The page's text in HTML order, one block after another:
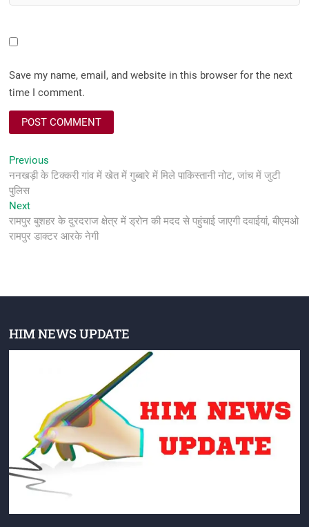
Save my name, email, and website in this browser for the next
time I comment.
Post
navigation
Previous
post:
ननखड़ी के टिक्करी गांव में खेत में गुब्बारे में मिले पाकिस्तानी नोट, जांच में जुटी
पुलिस
NextNext
post:
रामपुर बुशहर के दुरदराज क्षेत्र में ड्रोन की मदद से पहुंचाई जाएगी दवाईयां, बीएमओ
रामपुर डाक्टर आरके नेगी
HIM NEWS UPDATE